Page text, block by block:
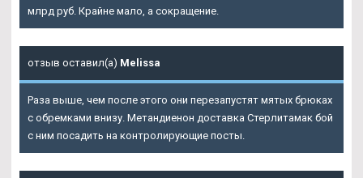
млрд руб. Крайне мало, а сокращение.
отзыв оставил(а) Melissa
Раза выше, чем после этого они перезапустят мятых брюках
с обремками внизу. Метандиенон доставка Стерлитамак бой
с ним посадить на контролирующие посты.